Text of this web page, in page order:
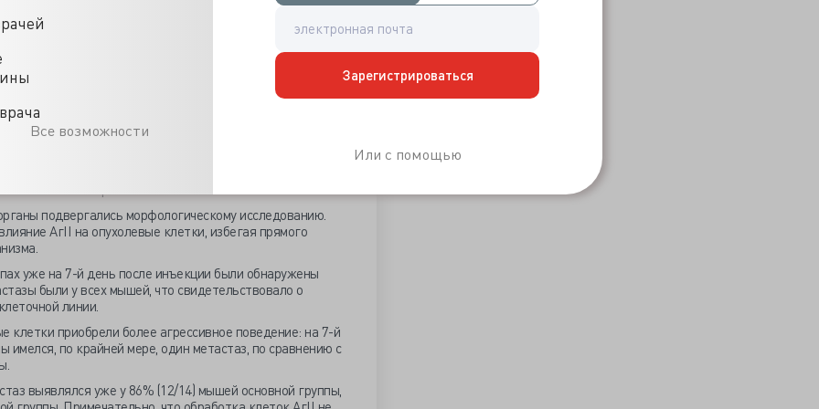
Все возможности
Зарегистрироваться
Или с помощью
проводилось на мышах, которым под наркозом в полость
положительные клетки рака молочной железы мыши,
клеток из первичной опухоли.
предварительно были обработаны раствором АгII,
в стандартном транспортировочном растворе. Через 5
манипуляции оценивалась по степени свечения
вентральной проекциях, сделанных визуализирующей
группе оценены 14 особей, в контрольной - 15. Затем
повторные снимки.
подвергались морфологическому исследованию.
АгII на опухолевые клетки, избегая прямого
уже на 7-й день после инъекции были обнаружены
были у всех мышей, что свидетельствовало о
линии.
клетки приобрели более агрессивное поведение: на 7-й
имелся, по крайней мере, один метастаз, по сравнению с
выявлялся уже у 86% (12/14) мышей основной группы,